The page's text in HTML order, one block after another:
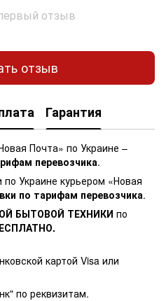
отзыв
отзыв
Гарантия
Почта» по Украине –
перевозчика.
Украине курьером «Новая
по тарифам перевозчика.
БЫТОВОЙ ТЕХНИКИ по
картой Visa или
по реквизитам.